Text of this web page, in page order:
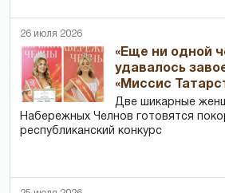
26 июля 2026
«Еще ни одной
удавалось
«Миссис
Две шикарные
Набережных Челнов готовятся
республиканский конкурс